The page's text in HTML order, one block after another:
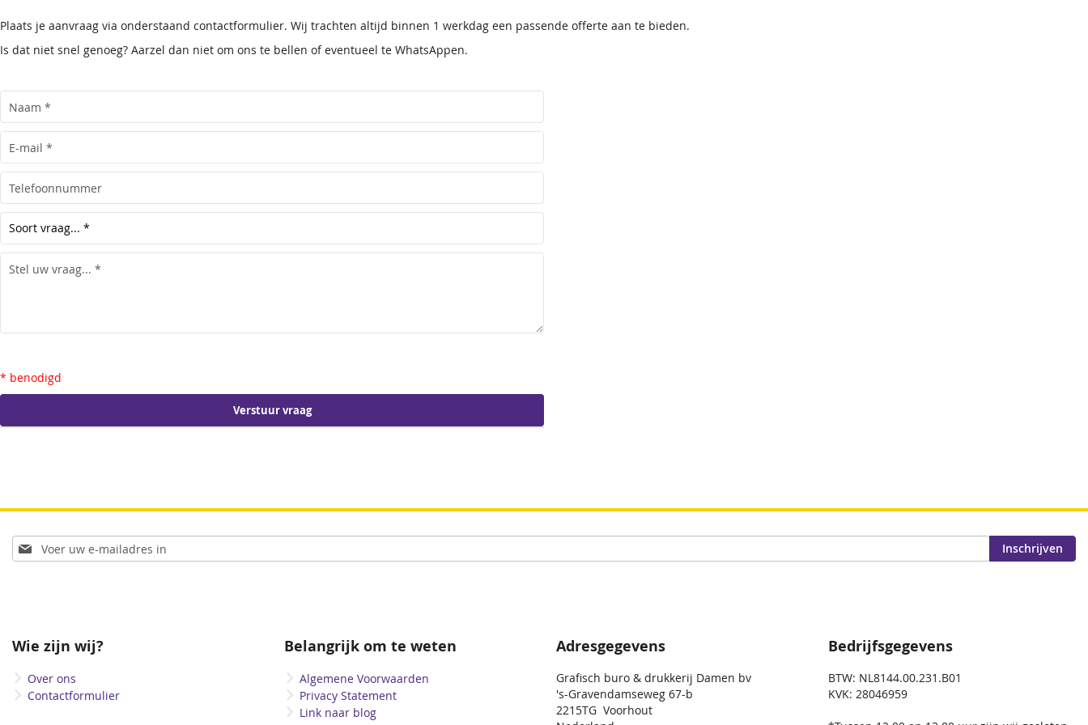
Plaats je aanvraag via onderstaand contactformulier. Wij trachten altijd binnen 1 werkdag een passende offerte aan te bieden.
Is dat niet snel genoeg? Aarzel dan niet om ons te bellen of eventueel te WhatsAppen.
* benodigd
Verstuur vraag
Abonneer
u
Inschrijven
Wie zijn wij?
Over ons
Contactformulier
Belangrijk om te weten
Algemene Voorwaarden
Privacy Statement
Link naar blog
Adresgegevens
Grafisch buro & drukkerij Damen bv
's-Gravendamseweg 67-b
2215TG Voorhout
Bedrijfsgegevens
BTW: NL8144.00.231.B01
KVK: 28046959